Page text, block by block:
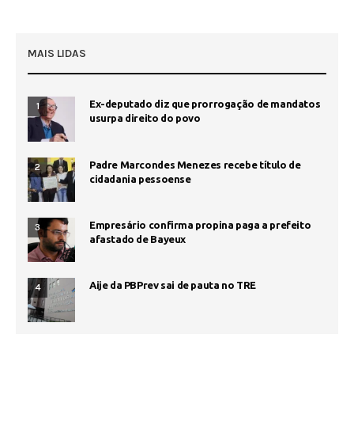
MAIS LIDAS
1
Ex-deputado diz que prorrogação de mandatos
usurpa direito do povo
2
Padre Marcondes Menezes recebe título de
cidadania pessoense
3
Empresário confirma propina paga a prefeito
afastado de Bayeux
4 Aije da PBPrev sai de pauta no TRE